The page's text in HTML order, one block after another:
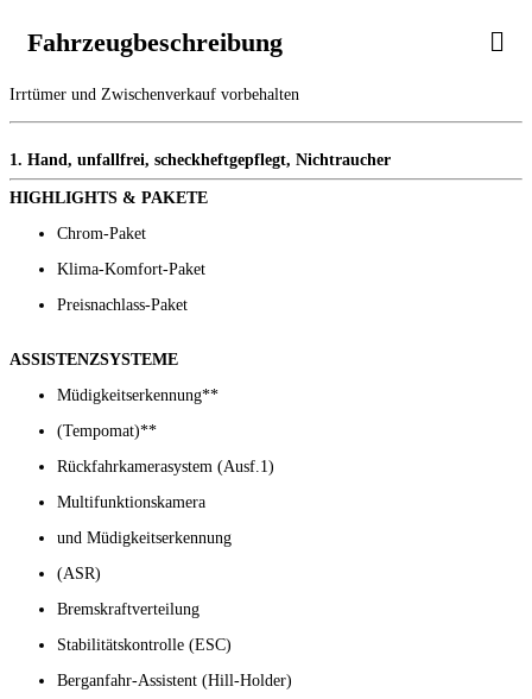
Fahrzeugbeschreibung
Irrtümer und Zwischenverkauf vorbehalten
1. Hand, unfallfrei, scheckheftgepflegt, Nichtraucher
HIGHLIGHTS & PAKETE
Chrom-Paket
Klima-Komfort-Paket
Preisnachlass-Paket
ASSISTENZSYSTEME
Müdigkeitserkennung**
(Tempomat)**
Rückfahrkamerasystem (Ausf.1)
Multifunktionskamera
und Müdigkeitserkennung
(ASR)
Bremskraftverteilung
Stabilitätskontrolle (ESC)
Berganfahr-Assistent (Hill-Holder)